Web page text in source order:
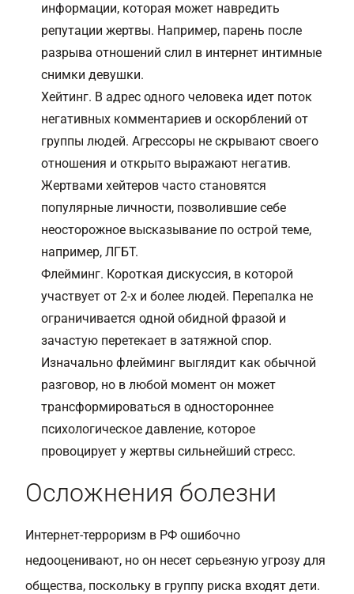
информации, которая может навредить
репутации жертвы. Например, парень после
разрыва отношений слил в интернет интимные
снимки девушки.
Хейтинг. В адрес одного человека идет поток
негативных комментариев и оскорблений от
группы людей. Агрессоры не скрывают своего
отношения и открыто выражают негатив.
Жертвами хейтеров часто становятся
популярные личности, позволившие себе
неосторожное высказывание по острой теме,
например, ЛГБТ.
Флейминг. Короткая дискуссия, в которой
участвует от 2-х и более людей. Перепалка не
ограничивается одной обидной фразой и
зачастую перетекает в затяжной спор.
Изначально флейминг выглядит как обычной
разговор, но в любой момент он может
трансформироваться в одностороннее
психологическое давление, которое
провоцирует у жертвы сильнейший стресс.
Осложнения болезни
Интернет-терроризм в РФ ошибочно
недооценивают, но он несет серьезную угрозу для
общества, поскольку в группу риска входят дети.